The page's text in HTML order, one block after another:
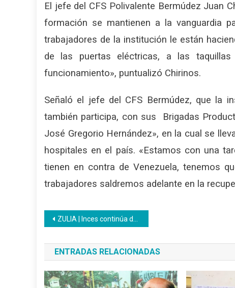
El jefe del CFS Polivalente Bermúdez Juan
formación se mantienen a la vanguardia
trabajadores de la institución le están
de las puertas eléctricas, a las
funcionamiento», puntualizó Chirinos.
Señaló el jefe del CFS Bermúdez, que la
también participa, con sus Brigadas
José Gregorio Hernández», en la cual se
hospitales en el país. «Estamos con una
tienen en contra de Venezuela, tenemos
trabajadores saldremos adelante en la
Navegación
de
entradas
ZULIA | Inces continúa despliegue acreditando saberes
ENTRADAS RELACIONADAS